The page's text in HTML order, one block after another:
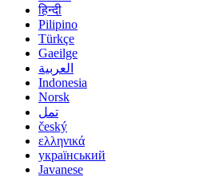
हिन्दी
Pilipino
Türkçe
Gaeilge
العربية
Indonesia
Norsk‎
تمل
český
ελληνικά
український
Javanese